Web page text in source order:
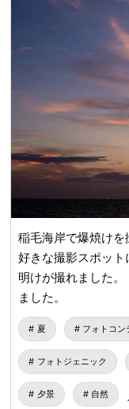
稲毛海岸で爆焼け
好きな撮影スポッ
明けが撮れました
ました。
夏 フォトコン
フォトジェニック
夕景 自然